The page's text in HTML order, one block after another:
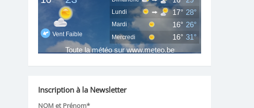
Inscription à la Newsletter
NOM et Prénom*